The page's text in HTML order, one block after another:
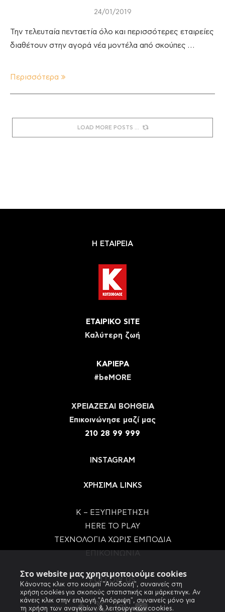
Στο website μας χρησιμοποιούμε cookies
Κάνοντας κλικ στο κουμπί "Αποδοχή", συναινείς στη
χρήση cookies για σκοπούς στατιστικής και μάρκετινγκ. Αν
κάνεις κλικ στην επιλογή "Απόρριψη", συναινείς μόνο για
τη χρήση των αναγκαίων & λειτουργικών cookies.
24/01/2019
Την τελευταία πενταετία όλο και περισσότερες εταιρείες
διαθέτουν στην αγορά νέα μοντέλα από σκούπες …
Περισσότερα
LOAD MORE POSTS
Η ΕΤΑΙΡΕΙΑ
ΕΤΑΙΡΙΚΟ SITE
Καλύτερη ζωή
ΚΑΡΙΕΡΑ
#beMORE
ΧΡΕΙΑΖΕΣΑΙ ΒΟΗΘΕΙΑ
Eπικοινώνησε μαζί μας
210 28 99 999
INSTAGRAM
ΧΡΗΣΙΜΑ LINKS
Κ – ΕΞΥΠΗΡΕΤΗΣΗ
HERE TO PLAY
ΤΕΧΝΟΛΟΓΙΑ ΧΩΡΙΣ ΕΜΠΟΔΙΑ
FOLLOW US